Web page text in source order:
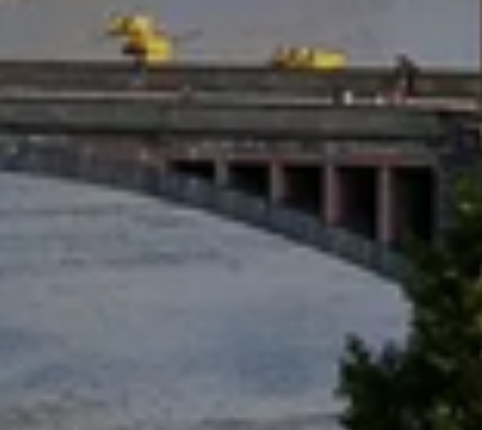
JEDNOU VĚTOU
KRUHOVÝ OBJEZD V KOLODĚJÍCH